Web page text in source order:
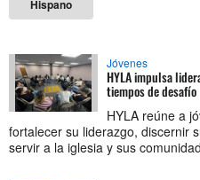
Hispano
Jóvenes
HYLA impulsa
tiempos de desafío
HYLA reúne a
fortalecer su liderazgo, discernir
servir a la iglesia y sus